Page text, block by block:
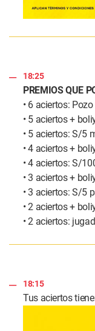
18:25
PREMIOS QUE
• 6 aciertos:
• 5 aciertos +
• 5 aciertos: S/5
• 4 aciertos +
• 4 aciertos: S/
• 3 aciertos +
• 3 aciertos: S/5
• 2 aciertos +
• 2 aciertos:
18:15
Tus aciertos